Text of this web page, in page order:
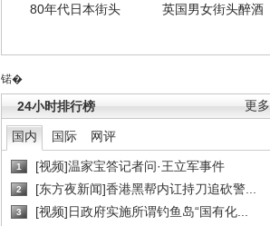
80年代日本街头 英国男女街头醉酒
锘�
更多
24小时排行榜
国内 国际 网评
1 [视频]温家宝答记者问·王立军事件
2 [东方夜新闻]香港黑帮内讧持刀追砍警...
3 [视频]日政府实施所谓钓鱼岛“国有化...